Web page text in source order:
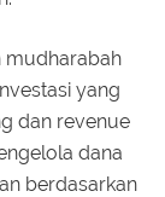
mudharabah
yang
dan revenue
dana
berdasarkan